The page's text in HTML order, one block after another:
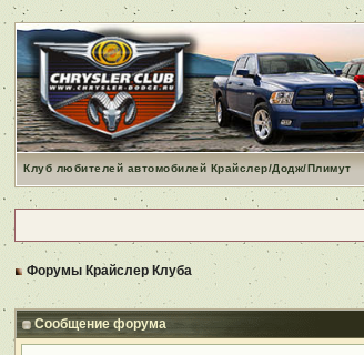
Клуб любителей автомобилей Крайслер/Додж/Плимут
Форумы Крайслер Клуба
Сообщение форума